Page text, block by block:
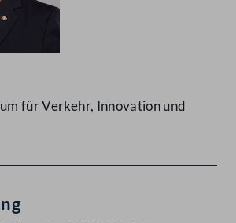
für Verkehr, Innovation und